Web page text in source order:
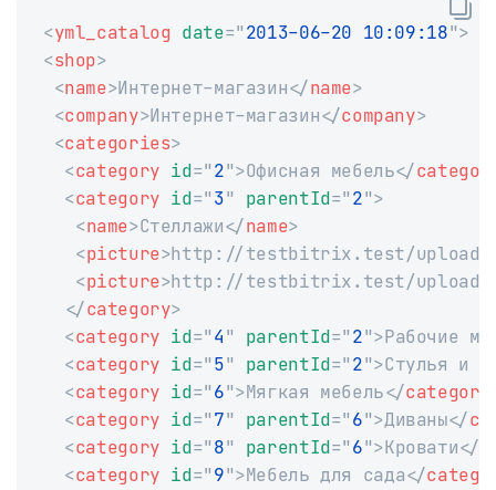
<yml_catalog date=" 2013-06-20 10:09:18">
<shop>
<name>Интернет-магазин</name>
<company>Интернет-магазин</company>
<categories>
<category id=" 2">Офисная мебель</
<category id=" 3" parentId=" 2">
<name>Стеллажи</name>
<picture>http://testbitrix.test/upload/
<picture>http://testbitrix.test/upload/
</category>
<category id=" 4 " parentId=" 2">Рабочие
<category id=" 5" parentId=" 2">Стулья и
<category id=" 6">Мягкая мебель</category
<category id=" 7" parentId=" 6">Диваны</
<category id=" 8" parentId=" 6">Кровати</
<category id=" 9">Мебель для сада</